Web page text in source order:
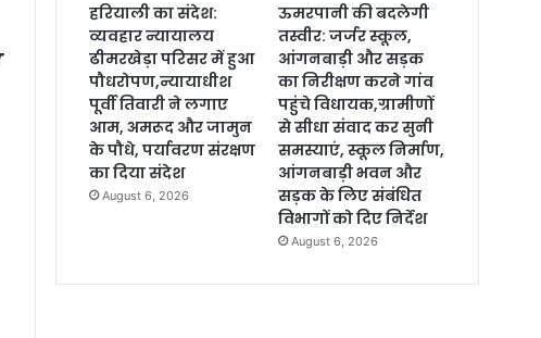
हरियाली का संदेश:
व्यवहार न्यायालय
ढीमरखेड़ा परिसर में हुआ
पौधरोपण,न्यायाधीश
पूर्वी तिवारी ने लगाए
आम, अमरूद और जामुन
के पौधे, पर्यावरण संरक्षण
का दिया संदेश
August 6, 2026
ऊमरपानी की बदलेगी
तस्वीर: जर्जर स्कूल,
आंगनबाड़ी और सड़क
का निरीक्षण करने गांव
पहुंचे विधायक,ग्रामीणों
से सीधा संवाद कर सुनी
समस्याएं, स्कूल निर्माण,
आंगनबाड़ी भवन और
सड़क के लिए संबंधित
विभागों को दिए निर्देश
August 6, 2026